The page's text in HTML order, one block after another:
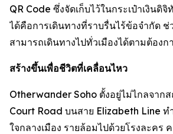
QR Code ซึ่งจัดเก็บไว้ในกระเป๋าเงิน
ได้คือการเดินทางที่ราบรื่นไร้ข้อจำกัด ช่
สามารถเดินทางไปทั่วเมืองได้ตามต้องก
สร้างขึ้นเพื่อชีวิตที่เคลื่อนไหว
Otherwander Soho ตั้งอยู่ไม่ไกลจาก
Court Road บนสาย Elizabeth Line ท
ใจกลางเมือง รายล้อมไปด้วยโรงละคร